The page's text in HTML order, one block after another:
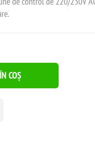
COȘ